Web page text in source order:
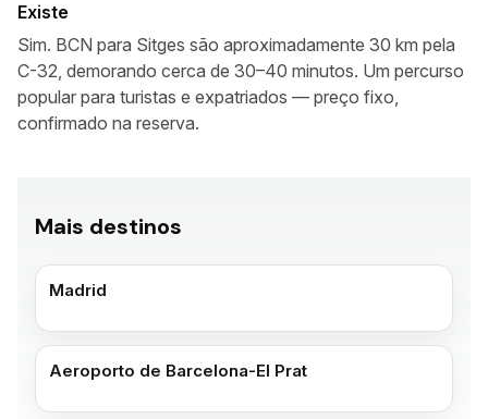
Existe
Sim. BCN para Sitges são aproximadamente 30 km pela
C-32, demorando cerca de 30–40 minutos. Um percurso
popular para turistas e expatriados — preço fixo,
confirmado na reserva.
Mais destinos
Madrid
Aeroporto de Barcelona-El Prat